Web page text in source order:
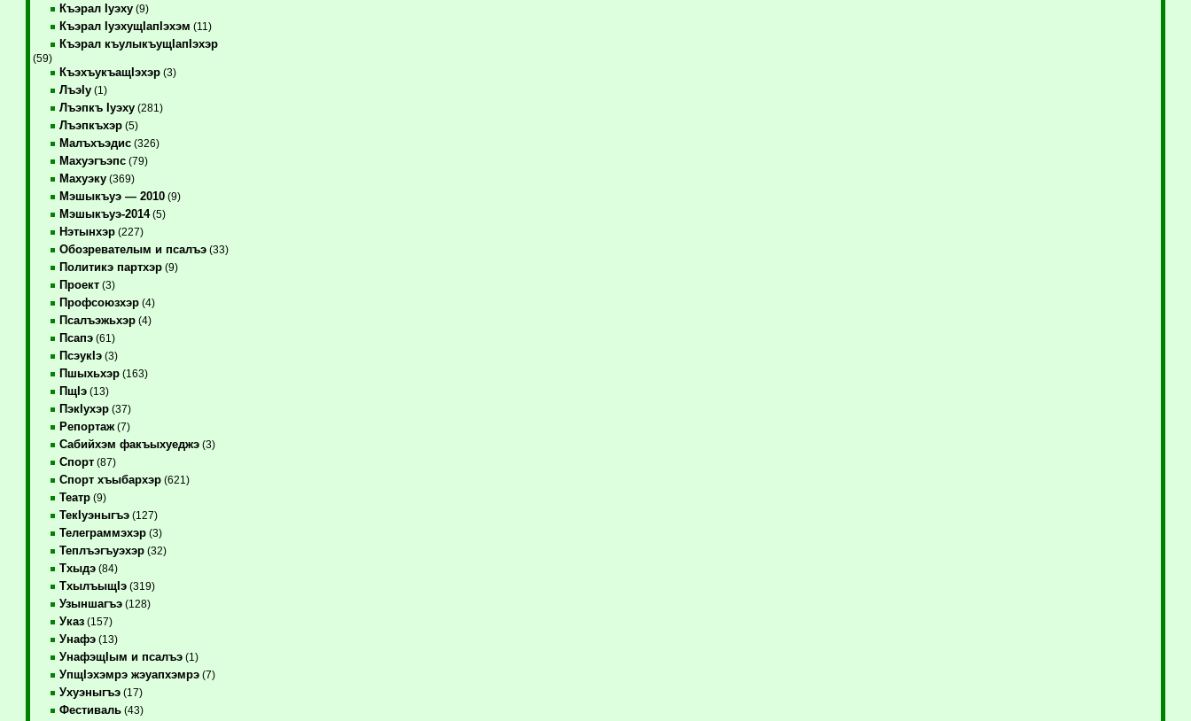
Къэрал Iуэху(9)
Къэрал IуэхущIапIэхэм (11)
Къэрал къулыкъущIапIэхэр
(59)
КъэхъукъащIэхэр(3)
ЛъэIу(1)
Лъэпкъ Iуэху(281)
Лъэпкъхэр(5)
Малъхъэдис(326)
Махуэгъэпс(79)
Махуэку(369)
Мэшыкъуэ — 2010(9)
Мэшыкъуэ-2014(5)
Нэтынхэр(227)
Обозревателым и псалъэ(33)
Политикэ партхэр(9)
Проект(3)
Профсоюзхэр(4)
Псалъэжьхэр(4)
Псапэ(61)
ПсэукIэ(3)
Пшыхьхэр(163)
ПщIэ(13)
ПэкIухэр(37)
Репортаж(7)
Сабийхэм факъыхуеджэ(3)
Спорт(87)
Спорт хъыбархэр(621)
Театр(9)
ТекIуэныгъэ(127)
Телеграммэхэр(3)
Теплъэгъуэхэр(32)
Тхыдэ(84)
ТхылъыщIэ(319)
Узыншагъэ(128)
Указ(157)
Унафэ(13)
УнафэщIым и псалъэ(1)
УпщIэхэмрэ жэуапхэмрэ(7)
Ухуэныгъэ(17)
Фестиваль(43)